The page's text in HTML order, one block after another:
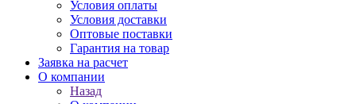
Условия оплаты
Условия доставки
Оптовые поставки
Гарантия на товар
Заявка на расчет
О компании
Назад